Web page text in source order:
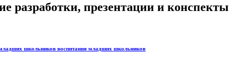
разработки, презентации и конспекты
школьников воспитания младших школьников